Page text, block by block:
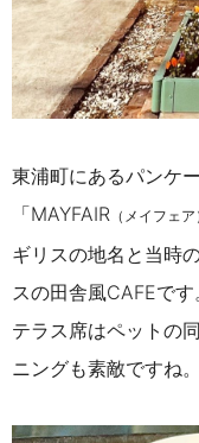
東浦町にあるパンケ
「MAYFAIR （メイフェア
ギリスの地名と当時
スの田舎風CAFEです
テラス席はペットの
ニングも素敵ですね。